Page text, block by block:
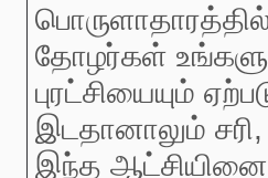
தோழர்கள்
புரட்சியையும்
இடதானாலும்
இந்த